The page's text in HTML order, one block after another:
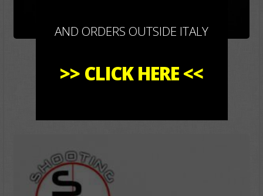
272,00 €
AND ORDERS OUTSIDE ITALY
>> CLICK HERE<<